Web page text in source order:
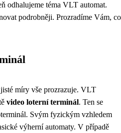
odhalujeme téma VLT automat.
podrobněji. Prozradíme Vám, co
míry vše prozrazuje. VLT
video loterní terminál. Ten se
Svým fyzickým vzhledem
výherní automaty. V případě